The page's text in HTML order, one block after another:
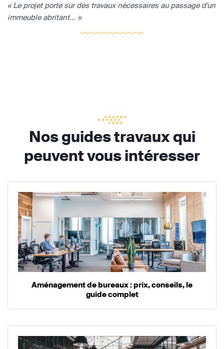
« Le projet porte sur des travaux nécessaires au passage d'un
immeuble abritant... »
Nos guides travaux qui
peuvent vous intéresser
Aménagement de bureaux : prix, conseils, le
guide complet